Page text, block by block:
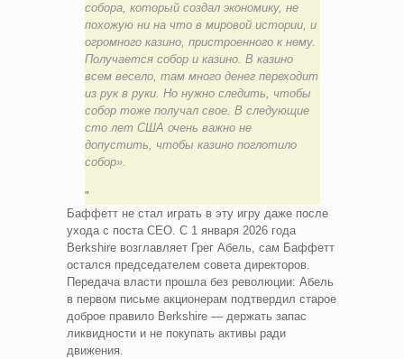
собора, который создал экономику, не
похожую ни на что в мировой истории, и
огромного казино, пристроенного к нему.
Получается собор и казино. В казино
всем весело, там много денег переходит
из рук в руки. Но нужно следить, чтобы
собор тоже получал свое. В следующие
сто лет США очень важно не
допустить, чтобы казино поглотило
собор».
Баффетт не стал играть в эту игру даже после
ухода с поста CEO. С 1 января 2026 года
Berkshire возглавляет Грег Абель, сам Баффетт
остался председателем совета директоров.
Передача власти прошла без революции: Абель
в первом письме акционерам подтвердил старое
доброе правило Berkshire — держать запас
ликвидности и не покупать активы ради
движения.